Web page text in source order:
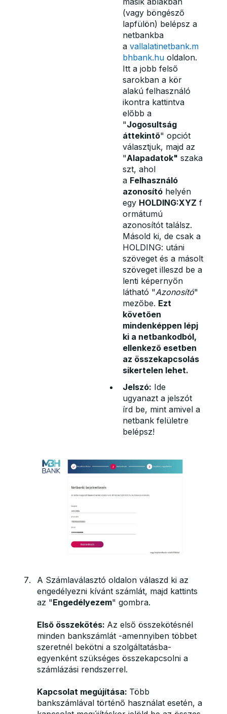
(vagy böngésző
lapfülön) belépsz a
netbankba
a vallalatinetbank.m
bhbank.hu oldalon.
Itt a jobb felső
sarokban a kör
alakú felhasználó
ikontra kattintva
előbb a
"Jogosultság
áttekintő" opciót
választjuk, majd az
"Alapadatok" szaka
szt, ahol
a Felhasználó
azonosító helyén
egy HOLDING:XYZ f
ormátumú
azonosítót találsz.
Másold ki, de csak a
HOLDING: utáni
szöveget és a másolt
szöveget illeszd be a
lenti képernyőn
látható "Azonosító"
mezőbe. Ezt
követően
mindenképpen lépj
ki a netbankodból,
ellenkező esetben
az összekapcsolás
sikertelen lehet.
Jelszó: Ide
ugyanazt a jelszót
írd be, mint amivel a
netbank felületre
belépsz!
A Számlaválasztó oldalon válaszd ki az
engedélyezni kívánt számlát, majd kattints
az "Engedélyezem" gombra.
Első összekötés: Az első összekötésnél
minden bankszámlát -amennyiben többet
szeretnél bekötni a szolgáltatásba-
egyenként szükséges összekapcsolni a
számlázási rendszerrel.
Kapcsolat megújítása: Több
bankszámlával történő használat esetén, a